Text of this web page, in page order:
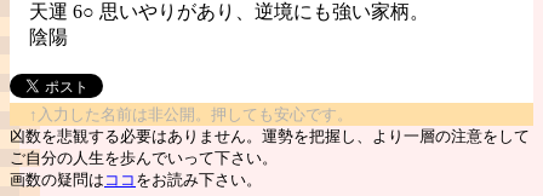
天運 6○ 思いやりがあり、逆境にも強い家柄。
陰陽
↑入力した名前は非公開。押しても安心です。
凶数を悲観する必要はありません。運勢を把握し、より一層の注意をして
ご自分の人生を歩んでいって下さい。
画数の疑問は ココ をお読み下さい。